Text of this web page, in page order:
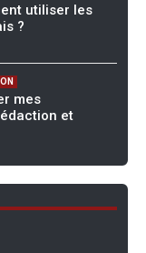
utiliser les
?
mes
et